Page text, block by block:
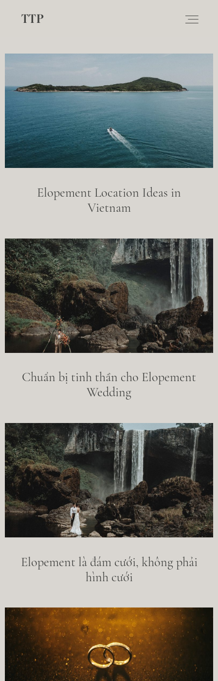
TTP
ABOUT
WEDDING
ELOPEMENT
EDUCATION
CONTACT
Elopement Location Ideas in
Vietnam
Chuẩn bị tinh thần cho Elopement
Wedding
Elopement là đám cưới, không phải
hình cưới